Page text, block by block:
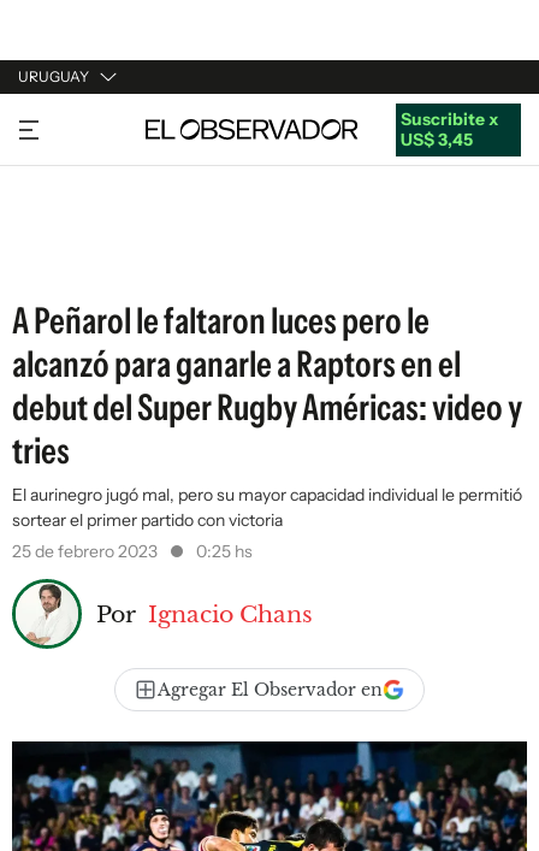
URUGUAY
URUGUAY
ARGENTINA
Suscribite x
US$ 3,45
A Peñarol le faltaron luces pero le
alcanzó para ganarle a Raptors en el
debut del Super Rugby Américas: video y
tries
El aurinegro jugó mal, pero su mayor capacidad individual le permitió
sortear el primer partido con victoria
25 de febrero 2023
0:25 hs
Por Ignacio Chans
Agregar El Observador en